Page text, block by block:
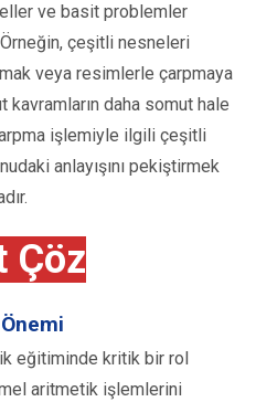
ve basit problemler
çeşitli nesneleri
veya resimlerle çarpmaya
daha somut hale
işlemiyle ilgili çeşitli
anlayışını pekiştirmek
Çöz
eğitiminde kritik bir rol
aritmetik işlemlerini